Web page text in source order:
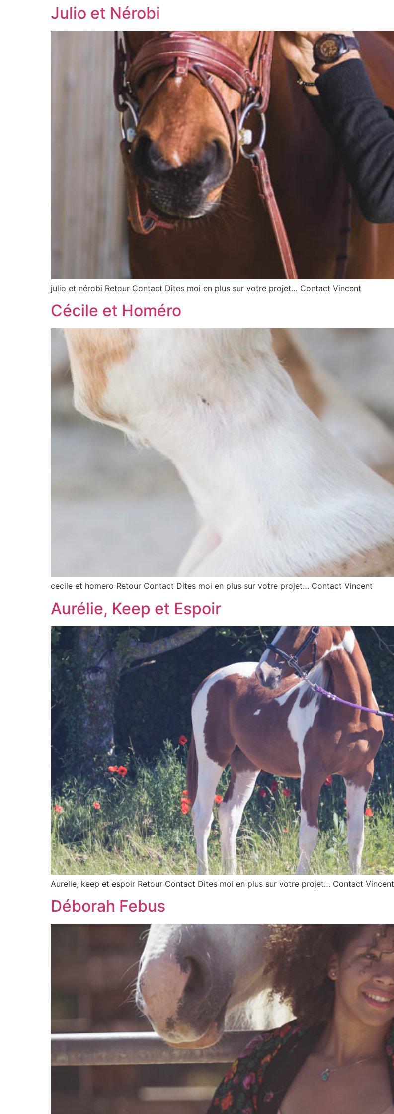
Julio et Nérobi
julio et nérobi Retour Contact Dites moi en plus sur votre projet… Contact Vincent
Cécile et Homéro
cecile et homero Retour Contact Dites moi en plus sur votre projet… Contact Vincent
Aurélie, Keep et Espoir
Aurelie, keep et espoir Retour Contact Dites moi en plus sur votre projet… Contact Vincent
Déborah Febus